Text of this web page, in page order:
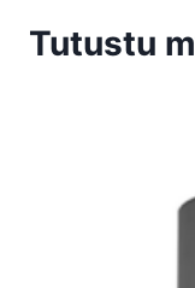
Tutustu